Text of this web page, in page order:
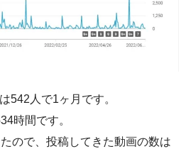
542人で1ヶ月です。
時間です。
ので、投稿してきた動画の数は